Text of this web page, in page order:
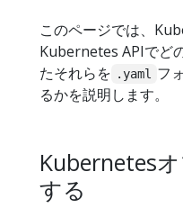
このページでは、
Kubernetes APIでど
たそれらを .yaml
フ
るかを説明します。
Kubernetes
する